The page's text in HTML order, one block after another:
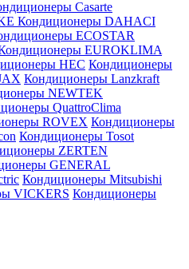
Casarte
Кондиционеры DAHACI
ECOSTAR
EUROKLIMA
HEC Кондиционеры
Кондиционеры Lanzkraft
NEWTEK
QuattroClima
ROVEX Кондиционеры
Кондиционеры Tosot
ZERTEN
GENERAL
Кондиционеры Mitsubishi
VICKERS Кондиционеры